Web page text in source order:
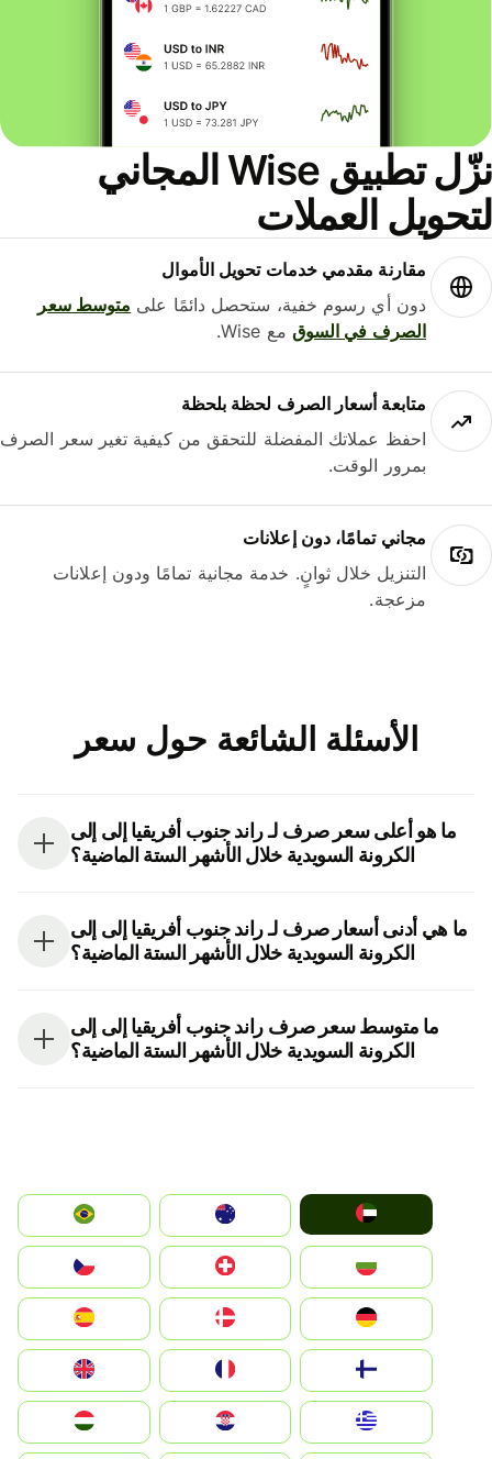
نزّل تطبيق Wise المجاني
لتحويل العملات
مقارنة مقدمي خدمات تحويل الأموال
دون أي رسوم خفية، ستحصل دائمًا على متوسط ​​سعر
الصرف في السوق مع Wise.
متابعة أسعار الصرف لحظة بلحظة
احفظ عملاتك المفضلة للتحقق من كيفية تغير سعر الصرف
بمرور الوقت.
مجاني تمامًا، دون إعلانات
التنزيل خلال ثوانٍ. خدمة مجانية تمامًا ودون إعلانات
مزعجة.
الأسئلة الشائعة حول سعر
ما هو أعلى سعر صرف لـ راند جنوب أفريقيا إلى إلى
الكرونة السويدية خلال الأشهر الستة الماضية؟
ما هي أدنى أسعار صرف لـ راند جنوب أفريقيا إلى إلى
الكرونة السويدية خلال الأشهر الستة الماضية؟
ما متوسط سعر صرف راند جنوب أفريقيا إلى إلى
الكرونة السويدية خلال الأشهر الستة الماضية؟
الإمارات العربية المتحدة
Switzerland
Deutschland
United Kingdom
Magyarország